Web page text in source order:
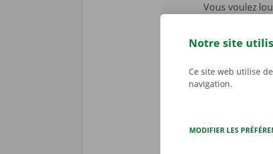
Vous voulez
Service Shop,
Téléchargez
Notre site
Ce site web utilise
navigation.
MODIFIER LES